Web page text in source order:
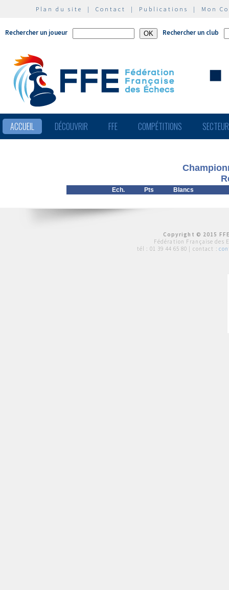
Plan du site | Contact | Publications | Mon
Rechercher un joueur Rechercher un club
ACCUEIL DÉCOUVRIR FFE COMPÉTITIONS
Ech. Pts Blancs
Copyright © 2015
Fédération Française des
tél : 01 39 44 65 80 | contact :